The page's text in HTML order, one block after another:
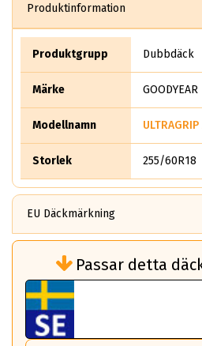
Produktinformation
Produktgrupp Dubbdäck
Märke GOODYEAR
Modellnamn
Storlek 255/60R18
EU Däckmärkning
bränsleförbrukningen)
Det ska vara en betygsskala från
till G för rullmotstånd.
Ett klass A däck kommer ha 6,5%
bränsleförbrukning än ett klass G
Passar detta